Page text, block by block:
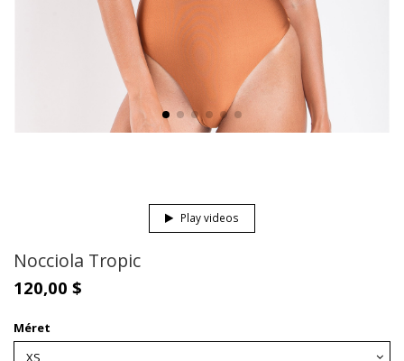
Play videos
Nocciola Tropic
120,00 $
Méret